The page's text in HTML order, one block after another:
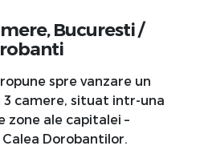
Bucuresti/
spre vanzare un
camere, situat intr-una
ale capitalei –
Dorobantilor.